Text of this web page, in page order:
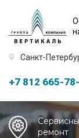
Санкт-
+7 812 665-
ремонт